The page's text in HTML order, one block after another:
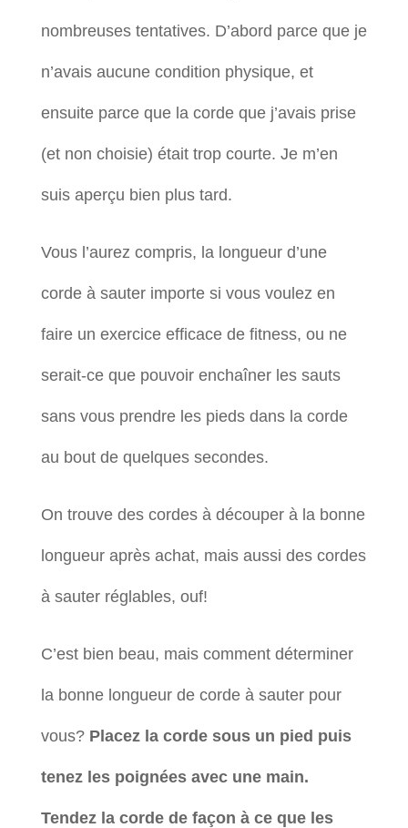
nombreuses tentatives. D’abord parce que je
n’avais aucune condition physique, et
ensuite parce que la corde que j’avais prise
(et non choisie) était trop courte. Je m’en
suis aperçu bien plus tard.
Vous l’aurez compris, la longueur d’une
corde à sauter importe si vous voulez en
faire un exercice efficace de fitness, ou ne
serait-ce que pouvoir enchaîner les sauts
sans vous prendre les pieds dans la corde
au bout de quelques secondes.
On trouve des cordes à découper à la bonne
longueur après achat, mais aussi des cordes
à sauter réglables, ouf!
C’est bien beau, mais comment déterminer
la bonne longueur de corde à sauter pour
vous? Placez la corde sous un pied puis
tenez les poignées avec une main.
Tendez la corde de façon à ce que les